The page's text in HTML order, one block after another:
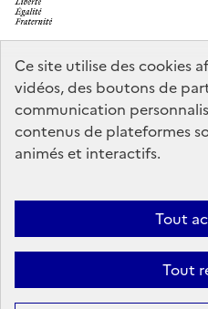
Ce site utilise des cookies
vidéos, des boutons de
communication
contenus de plateformes
animés et interactifs.
Tout
Tout
legifrance.gouv.fr
service-public.gouv.fr
Nous contacter Mentions légales
Accessibilité :
d’utilisation des témoins de